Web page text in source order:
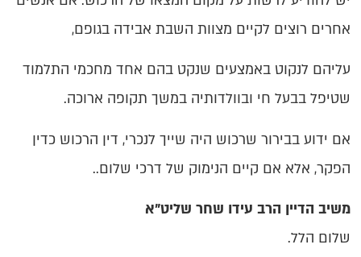
אחרים רוצים לקיים מצוות השבת אבידה בגופם,
עליהם לנקוט באמצעים שנקט בהם אחד מחכמי התלמוד
שטיפל בבעל חי ובוולדותיה במשך תקופה ארוכה.
אם ידוע בבירור שרכוש היה שייך לנכרי, דין הרכוש כדין
הפקר, אלא אם קיים הנימוק של דרכי שלום..
משיב הדיין הרב עידו שחר שליט"א
שלום הלל.